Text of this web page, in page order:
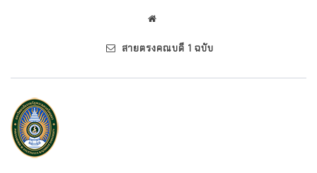
สายตรงคณบดี 1 ฉบับ